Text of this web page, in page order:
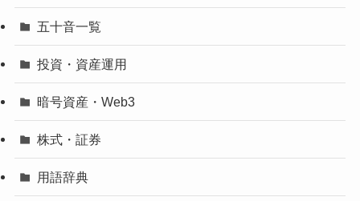
五十音一覧
投資・資産運用
暗号資産・Web3
株式・証券
用語辞典